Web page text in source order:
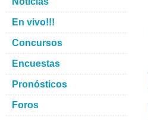
En vivo!!!
Concursos
Encuestas
Pronósticos
Foros